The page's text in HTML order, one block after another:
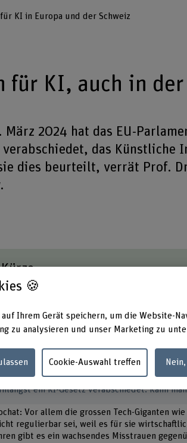
für KI in Europa und der Schweiz
für KI, auch in
März 2024 hat das EU-
verabschiedet, das Künstliche
dies beurteilt, verrät Prof.
seit März diesen Jahres Künstliche
darum, die Anwendungen der
laut Prof. Dr. Sarah Dégallier Rochat
mit sich - und hat einen Einfluss
ein KI-Gesetz verabschiedet. Kann
Vor allem die grossen Tech-Giganten
regulierbar sei, weil es für sie
gibt es ein wachsendes Misstrauen
🍪
auf Ihrem Gerät speichern, um die Website-
zu analysieren und unser Marketing zu
Cookie-Auswahl treffen